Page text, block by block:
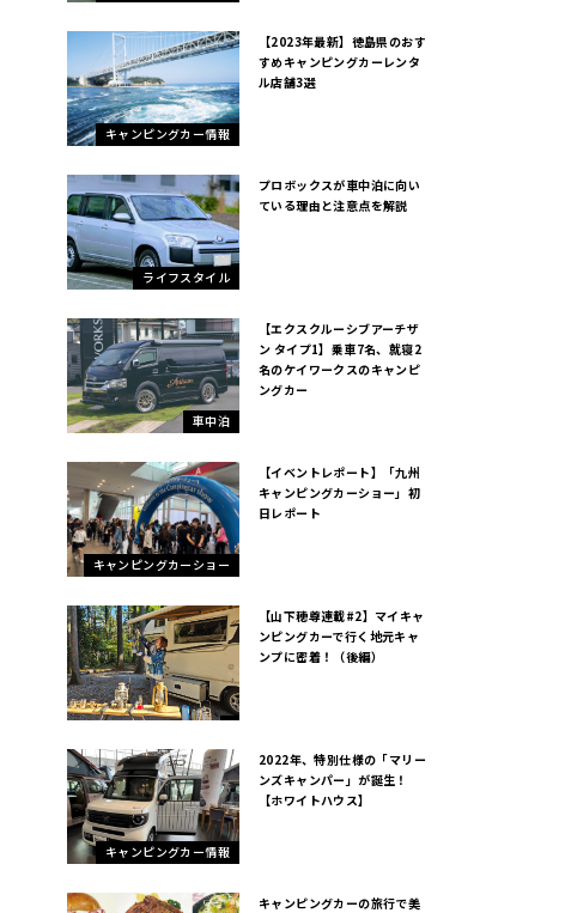
キャンピングカー情報
【2023年最新】徳島県のおす
すめキャンピングカーレンタ
ル店舗3選
ライフスタイル
プロボックスが車中泊に向い
ている理由と注意点を解説
車中泊
【エクスクルーシブアーチザ
ン タイプ1】乗車7名、就寝2
名のケイワークスのキャンピ
ングカー
キャンピングカーショー
【イベントレポート】「九州
キャンピングカーショー」初
日レポート
【山下穂尊連載#2】マイキャ
ンピングカーで行く地元キャ
ンプに密着！（後編）
キャンピングカー情報
2022年、特別仕様の「マリー
ンズキャンパー」が誕生！
【ホワイトハウス】
キャンピングカーの旅行で美